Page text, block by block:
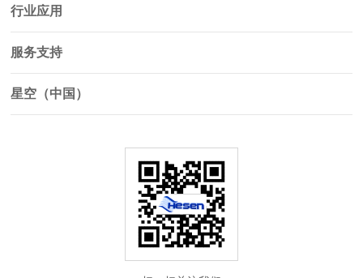
行业应用
服务支持
星空（中国）